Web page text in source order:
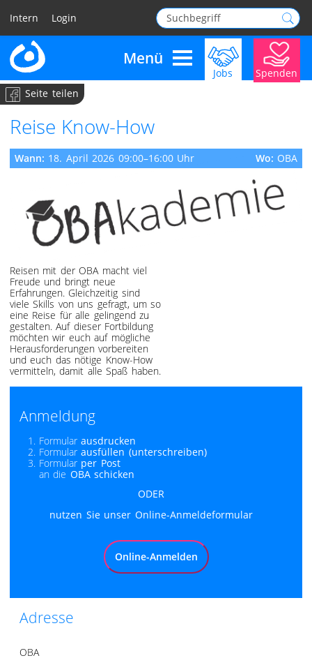
Intern Login
Menü
Navigation überspringen
Jobs
Spenden
Seite teilen
Reise Know-How
Wann: 18. April 2026 09:00–16:00 Uhr Wo: OBA
Reisen mit der OBA macht viel
Freude und bringt neue
Erfahrungen. Gleichzeitig sind
viele Skills von uns gefragt, um so
eine Reise für alle gelingend zu
gestalten. Auf dieser Fortbildung
möchten wir euch auf mögliche
Herausforderungen vorbereiten
und euch das nötige Know-How
vermitteln, damit alle Spaß haben.
Anmeldung
Formularausdrucken
Formularausfüllen (unterschreiben)
Formular per Post
an die OBA schicken
ODER
nutzen Sie unser Online-Anmeldeformular
Online-Anmelden
Adresse
OBA